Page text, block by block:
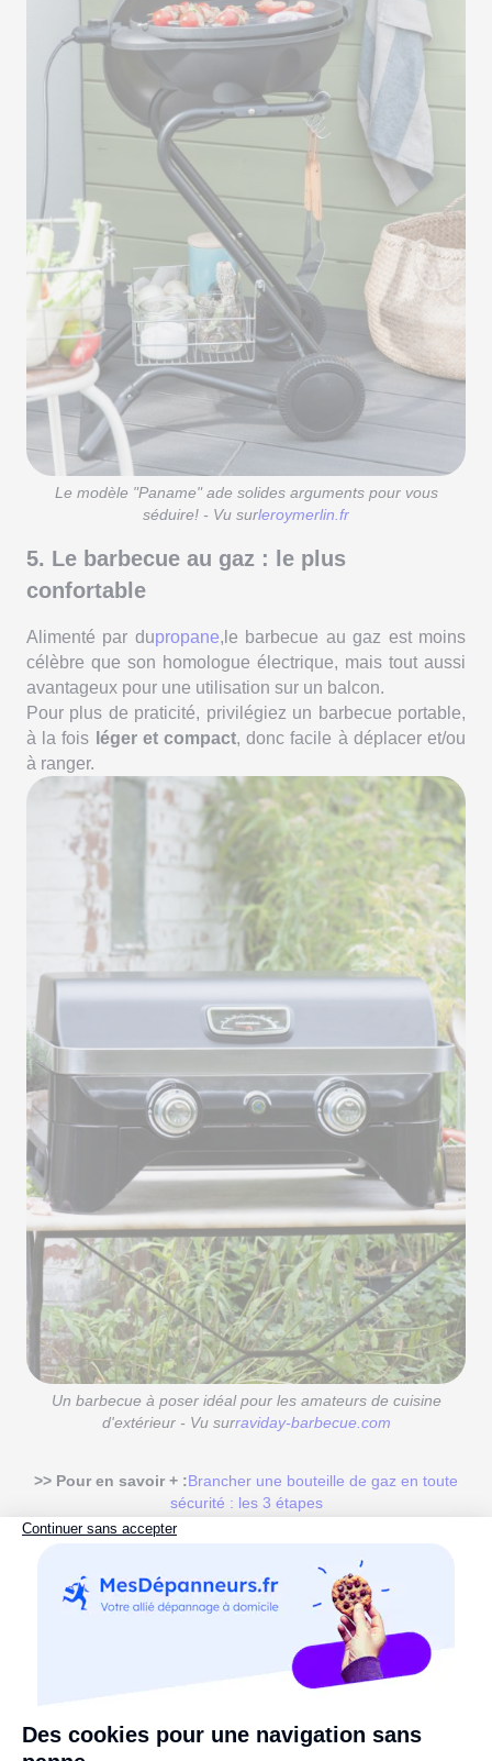
Le modèle "Paname" ade solides arguments pour vous
séduire! - Vu surleroymerlin.fr
5. Le barbecue au gaz : le plus
confortable
Alimenté par dupropane,le barbecue au gaz est moins
célèbre que son homologue électrique, mais tout aussi
avantageux pour une utilisation sur un balcon.
Pour plus de praticité, privilégiez un barbecue portable,
à la fois léger et compact, donc facile à déplacer et/ou
à ranger.
Un barbecue à poser idéal pour les amateurs de cuisine
d'extérieur - Vu surraviday-barbecue.com
>> Pour en savoir + :Brancher une bouteille de gaz en toute
sécurité : les 3 étapes
6. Le barbecue au charbon de bois : le
plus authentique
Même si le barbecue électrique reste le modèle le plus
plébiscité, car il est moins incommodant pour le
au charbon de petite taille qui dégagent peu, voire pas,